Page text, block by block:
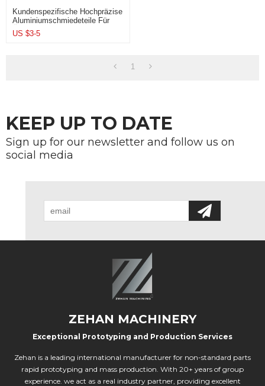
Kundenspezifische Hochpräzise
Aluminiumschmiedeteile Für
Ölfeldgehäusekopf
US $3-5
1
KEEP UP TO DATE
Sign up for our newsletter and follow us on
social media
ZEHAN MACHINERY
Exceptional Prototyping and Production Services
Zehan is a leading international manufacturer for non-standard parts
rapid prototyping and mass production. With 20+ years of group
experience. we act as a real industry partner, providing excellent